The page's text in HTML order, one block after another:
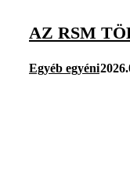
AZ RSM
Egyéb egyéni